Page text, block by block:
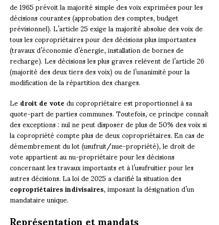
de 1965 prévoit la majorité simple des voix exprimées pour les
décisions courantes (approbation des comptes, budget
prévisionnel). L’article 25 exige la majorité absolue des voix de
tous les copropriétaires pour des décisions plus importantes
(travaux d’économie d’énergie, installation de bornes de
recharge). Les décisions les plus graves relèvent de l’article 26
(majorité des deux tiers des voix) ou de l’unanimité pour la
modification de la répartition des charges.
Ledroit de votedu copropriétaire est proportionnel à sa
quote-part de parties communes. Toutefois, ce principe connaît
des exceptions : nul ne peut disposer de plus de 50% des voix si
la copropriété compte plus de deux copropriétaires. En cas de
démembrement du lot (usufruit/nue-propriété), le droit de
vote appartient au nu-propriétaire pour les décisions
concernant les travaux importants et à l’usufruitier pour les
autres décisions. La loi de 2025 a clarifié la situation des
copropriétaires indivisaires, imposant la désignation d’un
mandataire unique.